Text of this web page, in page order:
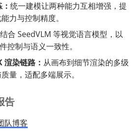
统一建模让两种能力互相增强，提
力与控制精度。
结合 SeedVLM 等视觉语言模型，以
控制与语义一致性。
渲染链路： 从画布到细节渲染的多级
量，适配多端展示。
告
队博客